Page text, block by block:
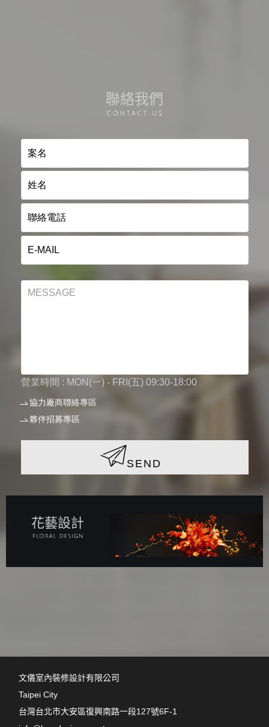
聯絡我們
營業時間 : MON(一) - FRI(五) 09:30-18:00
協力廠商聯絡專區
夥伴招募專區
SEND
花藝設計
文儀室內裝修設計有限公司
Taipei City
台灣台北市大安區復興南路一段127號6F-1